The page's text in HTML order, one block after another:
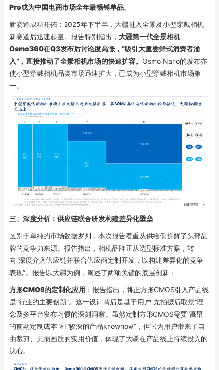
Pro成为中国电商市场全年最畅销单品。
新赛道成功开拓：2025年下半年，大疆进入全景及小型穿戴相机
新赛道后迅速起量。报告特别指出， 大疆第一代全景相机
Osmo360在Q3发布后讨论度高涨，“吸引大量尝鲜式消费者涌
入”，直接推动了全景相机市场的快速扩容。 Osmo Nano的发布亦
使小型穿戴相机品类市场迅速扩大，已成为小型穿戴相机市场第
一。
三、 深度分析：供应链联合研发构建差异化壁垒
区别于单纯的市场数据罗列，本次报告着重从供给侧拆解了头部品
牌的竞争力来源。报告指出，相机品牌正从选型标准方案，转
向“深度介入供应链并联合供应商定制开发，以构建差异化的竞争
表现”。报告以大疆为例，阐述了两项关键的底层创新：
方形CMOS的定制化应用 ：报告指出，将正方形CMOS引入产品线
是“行业的主要创新”。这一设计背后是基于用户“先拍摄后取景”理
念及多平台发布习惯的深刻洞察。虽然定制方形CMOS需要“高昂
的前期定制成本”和“较深的产品knowhow”，但它为用户带来了自
由裁剪、无损画质的实用价值，体现了大疆在产品线上持续投入的
决心。